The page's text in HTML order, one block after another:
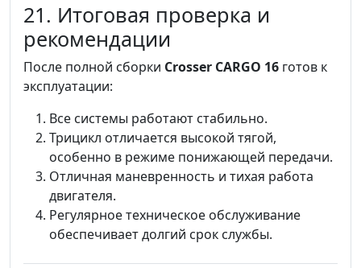
21. Итоговая проверка и
рекомендации
После полной сборки Crosser CARGO 16 готов к
эксплуатации:
Все системы работают стабильно.
Трицикл отличается высокой тягой,
особенно в режиме понижающей передачи.
Отличная маневренность и тихая работа
двигателя.
Регулярное техническое обслуживание
обеспечивает долгий срок службы.